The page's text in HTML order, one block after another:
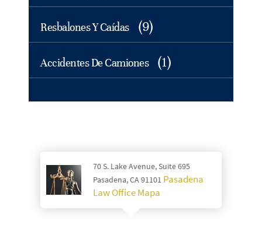
Resbalones Y Caídas (9)
Accidentes De Camiones (1)
70 S. Lake Avenue, Suite 695
Pasadena, CA 91101 Pasadena
Law Office Mapa